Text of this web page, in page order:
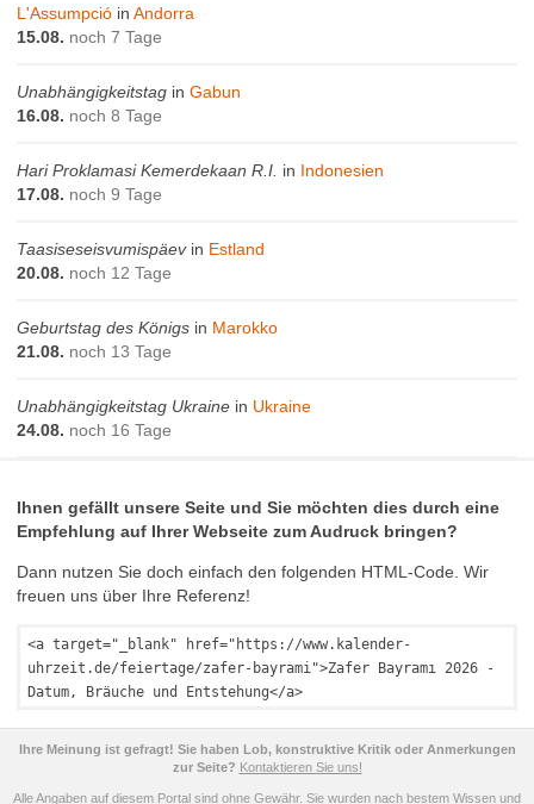
L'Assumpció inAndorra
15.08. noch 7 Tage
Unabhängigkeitstag inGabun
16.08. noch 8 Tage
Hari Proklamasi Kemerdekaan R.I. in Indonesien
17.08. noch 9 Tage
Taasiseseisvumispäevin Estland
20.08. noch 12 Tage
Geburtstag des Königs in Marokko
21.08. noch 13 Tage
Unabhängigkeitstag Ukraine in Ukraine
24.08. noch 16 Tage
Ihnen gefällt unsere Seite und Sie möchten dies durch eine
Empfehlung auf Ihrer Webseite zum Audruck bringen?
Dann nutzen Sie doch einfach den folgenden HTML-Code. Wir
freuen uns über Ihre Referenz!
<a target="_blank" href="https://www.kalender-
uhrzeit.de/feiertage/zafer-bayrami">Zafer Bayramı 2026 -
Datum, Bräuche und Entstehung</a>
Ihre Meinung ist gefragt! Sie haben Lob, konstruktive Kritik oder Anmerkungen
zur Seite? Kontaktieren Sie uns!
Alle Angaben auf diesem Portal sind ohne Gewähr. Sie wurden nach bestem Wissen und